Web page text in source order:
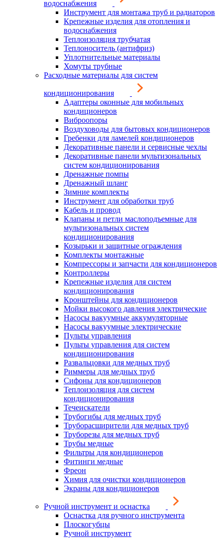
водоснабжения
Инструмент для монтажа труб и радиаторов
Крепежные изделия для отопления и
водоснабжения
Теплоизоляция трубчатая
Теплоноситель (антифриз)
Уплотнительные материалы
Хомуты трубные
Расходные материалы для систем
кондиционирования
Адаптеры оконные для мобильных
кондиционеров
Виброопоры
Воздуховоды для бытовых кондиционеров
Гребенки для ламелей кондиционеров
Декоративные панели и сервисные чехлы
Декоративные панели мультизональных
систем кондиционирования
Дренажные помпы
Дренажный шланг
Зимние комплекты
Инструмент для обработки труб
Кабель и провод
Клапаны и петли маслоподъемные для
мультизональных систем
кондиционирования
Козырьки и защитные ограждения
Комплекты монтажные
Компрессоры и запчасти для кондиционеров
Контроллеры
Крепежные изделия для систем
кондиционирования
Кронштейны для кондиционеров
Мойки высокого давления электрические
Насосы вакуумные аккумуляторные
Насосы вакуумные электрические
Пульты управления
Пульты управления для систем
кондиционирования
Развальцовки для медных труб
Риммеры для медных труб
Сифоны для кондиционеров
Теплоизоляция для систем
кондиционирования
Течеискатели
Трубогибы для медных труб
Труборасширители для медных труб
Труборезы для медных труб
Трубы медные
Фильтры для кондиционеров
Фитинги медные
Фреон
Химия для очистки кондиционеров
Экраны для кондиционеров
Ручной инструмент и оснастка
Оснастка для ручного инструмента
Плоскогубцы
Ручной инструмент